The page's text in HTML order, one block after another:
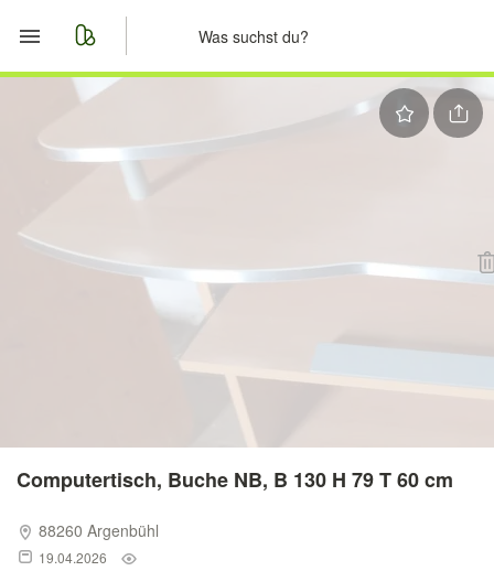
Start
Merkliste
Nachrichten
Anzeige aufgeben
Computertisch, Buche NB, B 130 H 79 T 60 cm
88260 Argenbühl
19.04.2026